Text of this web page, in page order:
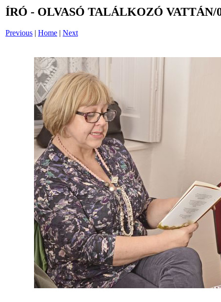
ÍRÓ - OLVASÓ TALÁLKOZÓ VATTÁN/
Previous | Home | Next